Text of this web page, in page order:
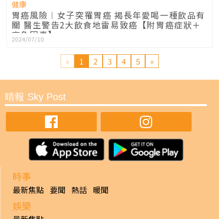
健康
胃癌風險︱女子突罹胃癌 揭長年愛喝一種飲品有
關 醫生警告2大飲食地雷易致癌【附胃癌症狀＋
高危因素】
2024/07/10
« 1 2 3 4 5 »
晴報 Sky Post
時事
最新焦點 要聞 熱話 暖聞
娛樂